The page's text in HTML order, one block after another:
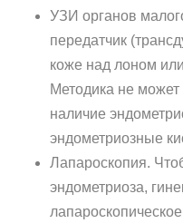
УЗИ органов
передатчик
коже над лоном
Методика не может
наличие
эндометриозные
Лапароскопия.
эндометриоза,